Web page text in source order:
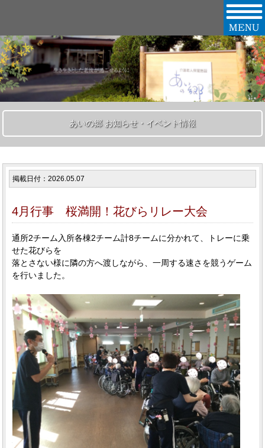
あいの郷 お知らせ・イベント情報
掲載日付：2026.05.07
4月行事 桜満開！花びらリレー大会
通所2チーム入所各棟2チーム計8チームに分かれて、トレーに乗
せた花びらを
落とさない様に隣の方へ渡しながら、一周する速さを競うゲーム
を行いました。